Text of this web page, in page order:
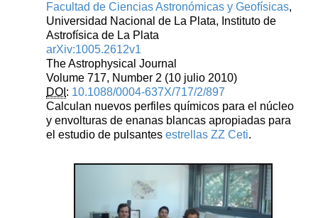
Facultad de Ciencias Astronómicas y Geofísicas,
Universidad Nacional de La Plata, Instituto de
Astrofísica de La Plata
arXiv:1005.2612v1
The Astrophysical Journal
Volume 717, Number 2 (10 julio 2010)
DOI : 10.1088/0004-637X/717/2/897
Calculan nuevos perfiles químicos para el núcleo
y envolturas de enanas blancas apropiadas para
el estudio de pulsantes estrellas ZZ Ceti.